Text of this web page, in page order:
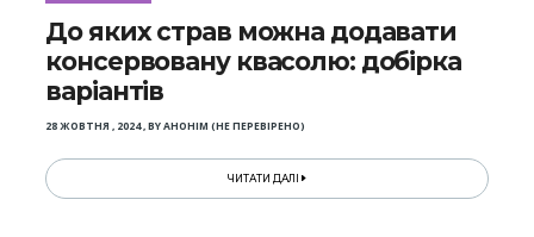
До яких страв можна додавати
консервовану квасолю: добірка
варіантів
28 ЖОВТНЯ , 2024,BYАНОНІМ (НЕ ПЕРЕВІРЕНО)
ЧИТАТИ ДАЛІ